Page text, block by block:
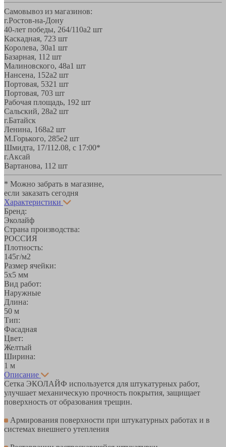
Самовывоз из магазинов:
г.Ростов-на-Дону
40-лет победы, 264/110а2 шт
Каскадная, 723 шт
Королева, 30а1 шт
Базарная, 11 2 шт
Малиновского, 48а1 шт
Нансена, 152а2 шт
Портовая, 5321 шт
Портовая, 703 шт
Рабочая площадь, 192 шт
Сальский, 28a2 шт
г.Батайск
Ленина, 168а2 шт
М.Горького, 285е2 шт
Шмидта, 17/112.08, с 17:00*
г.Аксай
Вартанова, 11 2 шт
* Можно забрать в магазине,
если заказать сегодня
Характеристики
Бренд:
Эколайф
Страна производства:
РОССИЯ
Плотность:
145г/м2
Размер ячейки:
5х5 мм
Вид работ:
Наружные
Длина:
50 м
Тип:
Фасадная
Цвет:
Желтый
Ширина:
1 м
Описание
Сетка ЭКОЛАЙФ используется для штукатурных работ,
улучшает механическую прочность покрытия, защищает
поверхность от образования трещин.
Армирования поверхности при штукатурных работах и в
системах внешнего утепления